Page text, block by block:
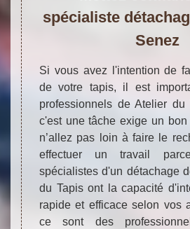
spécialiste
Senez
Si vous avez l'intention de
de votre tapis, il est
professionnels de Atelier
c'est une tâche exige un bon
n’allez pas loin à faire le
effectuer un travail
spécialistes d'un détachage
du Tapis ont la capacité
rapide et efficace selon vos
ce sont des